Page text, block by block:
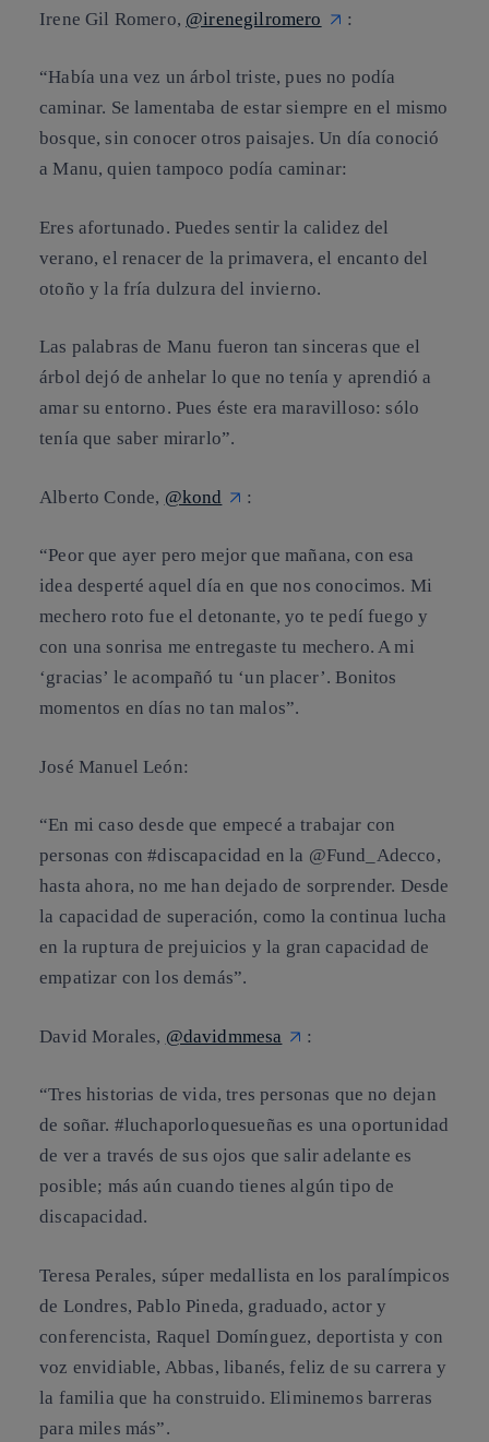
Irene Gil Romero, @irenegilromero :
“Había una vez un árbol triste, pues no podía
caminar. Se lamentaba de estar siempre en el mismo
bosque, sin conocer otros paisajes. Un día conoció
a Manu, quien tampoco podía caminar:
Eres afortunado. Puedes sentir la calidez del
verano, el renacer de la primavera, el encanto del
otoño y la fría dulzura del invierno.
Las palabras de Manu fueron tan sinceras que el
árbol dejó de anhelar lo que no tenía y aprendió a
amar su entorno. Pues éste era maravilloso: sólo
tenía que saber mirarlo”.
Alberto Conde, @kond :
“Peor que ayer pero mejor que mañana, con esa
idea desperté aquel día en que nos conocimos. Mi
mechero roto fue el detonante, yo te pedí fuego y
con una sonrisa me entregaste tu mechero. A mi
‘gracias’ le acompañó tu ‘un placer’. Bonitos
momentos en días no tan malos”.
José Manuel León:
“En mi caso desde que empecé a trabajar con
personas con #discapacidad en la @Fund_Adecco,
hasta ahora, no me han dejado de sorprender. Desde
la capacidad de superación, como la continua lucha
en la ruptura de prejuicios y la gran capacidad de
empatizar con los demás”.
David Morales, @davidmmesa :
“Tres historias de vida, tres personas que no dejan
de soñar. #luchaporloquesueñas es una oportunidad
de ver a través de sus ojos que salir adelante es
posible; más aún cuando tienes algún tipo de
discapacidad.
Teresa Perales, súper medallista en los paralímpicos
de Londres, Pablo Pineda, graduado, actor y
conferencista, Raquel Domínguez, deportista y con
voz envidiable, Abbas, libanés, feliz de su carrera y
la familia que ha construido. Eliminemos barreras
para miles más”.